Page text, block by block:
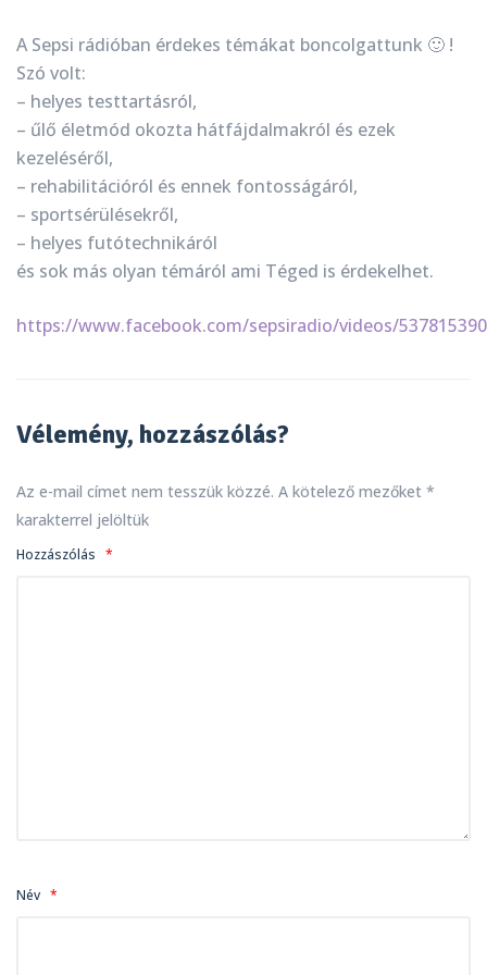
A Sepsi rádióban érdekes témákat boncolgattunk 🙂 !
Szó volt:
– helyes testtartásról,
– űlő életmód okozta hátfájdalmakról és ezek
kezeléséről,
– rehabilitációról és ennek fontosságáról,
– sportsérülésekről,
– helyes futótechnikáról
és sok más olyan témáról ami Téged is érdekelhet.
https://www.facebook.com/sepsiradio/videos/
Vélemény, hozzászólás?
Az e-mail címet nem tesszük közzé. A kötelező mezőket *
karakterrel jelöltük
Hozzászólás *
Név *